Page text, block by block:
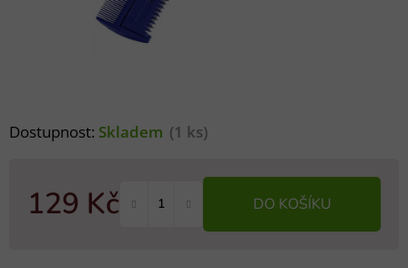
Dostupnost: Skladem (1 ks)
129 Kč DO KOŠÍKU